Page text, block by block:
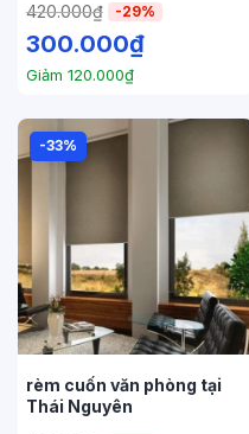
420.000₫ -29%
300.000₫
Giảm 120.000₫
-33%
rèm cuốn văn phòng tại
Thái Nguyên